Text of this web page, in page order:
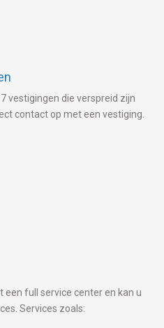
vestigingen die verspreid zijn
contact op met een vestiging.
full service center en kan u
Services zoals: